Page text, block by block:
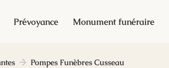
Prévoyance Monument funéraire
Pompes Funèbres Cusseau